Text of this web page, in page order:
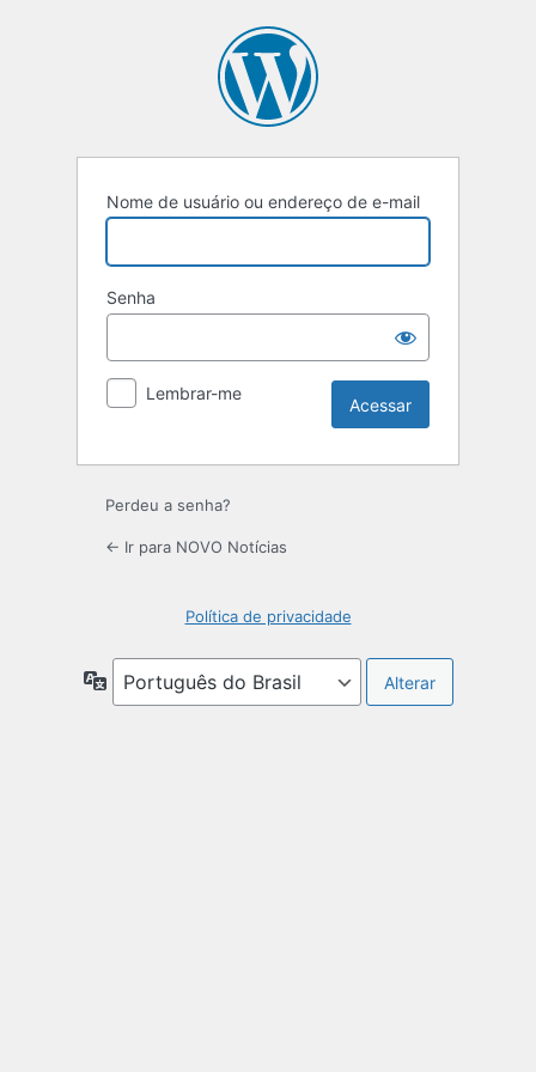
Nome de usuário ou endereço de e-mail
Senha
Lembrar-me
Perdeu a senha?
← Ir para NOVO Notícias
Política de privacidade
Idioma